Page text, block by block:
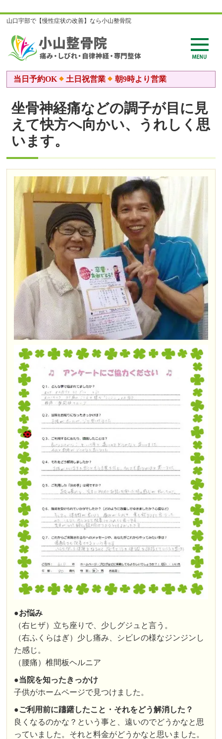
山口宇部で【慢性症状の改善】なら小山整骨院
当日予約OK 土日祝営業 朝9時より営業
坐骨神経痛などの調子が目に見
えて快方へ向かい、うれしく思
います。
●お悩み
（右ヒザ）立ち座りで、少しグジュと言う。
（右ふくらはぎ）少し痛み、シビレの様なジンジンし
た感じ。
（腰痛）椎間板ヘルニア
●当院を知ったきっかけ
子供がホームページで見つけました。
●ご利用前に躊躇したこと・それをどう解消した？
良くなるのかな？という事と、遠いのでどうかなと思
っていました。それと料金がどうかなと思いました。